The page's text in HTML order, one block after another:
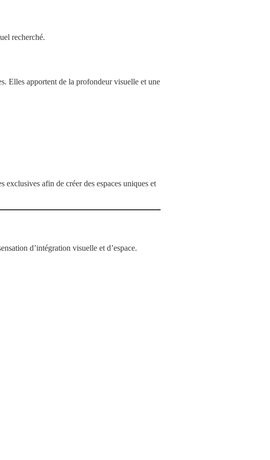
recherché.
Elles apportent de la profondeur visuelle et une
exclusives afin de créer des espaces uniques et
d’intégration visuelle et d’espace.